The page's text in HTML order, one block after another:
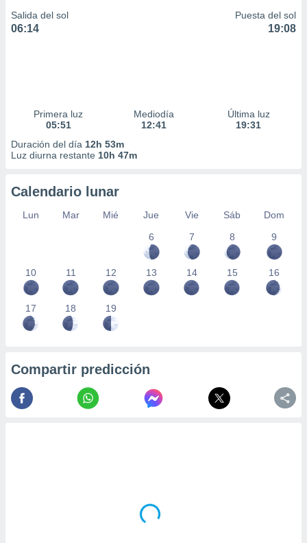
Salida del sol
06:14
Puesta del sol
19:08
Primera luz
05:51
Mediodía
12:41
Última luz
19:31
Duración del día 12h 53m
Luz diurna restante 10h 47m
Calendario lunar
Lun Mar Mié Jue Vie Sáb
Dom
6
7 8 9
10 11 12 13 14 15 16
17 18 19
Compartir predicción